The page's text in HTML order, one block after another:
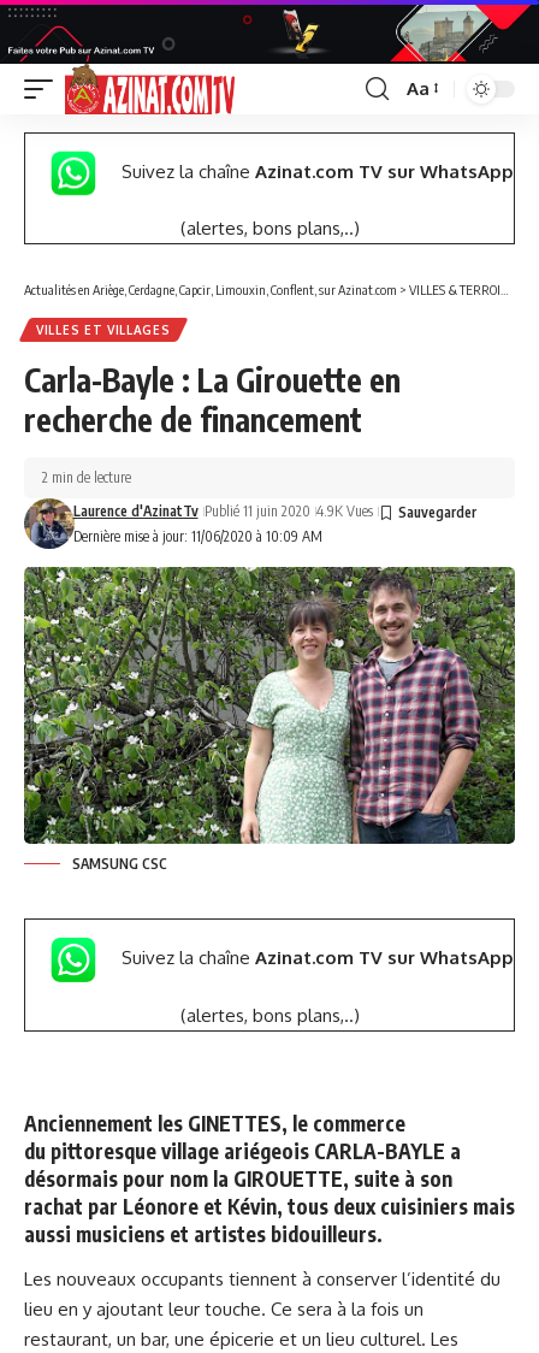
Font
Resizer
Aa
Suivez la chaîne Azinat.com TV sur WhatsApp
(alertes, bons plans,..)
Actualités en Ariège, Cerdagne, Capcir, Limouxin, Conflent, sur Azinat.com > VILLES & TERROIRS DES PYRÉNÉES EST
VILLES ET VILLAGES
Carla-Bayle : La Girouette en
recherche de financement
Dernière mise à jour: 11/06/2020 à 10:09 AM
Laurence d'AzinatTv Publié 11 juin 2020 4.9K Vues
2 min de lecture
SAMSUNG CSC
Suivez la chaîne Azinat.com TV sur WhatsApp
(alertes, bons plans,..)
Anciennement les GINETTES, le commerce
du pittoresque village ariégeois CARLA-BAYLE a
désormais pour nom la GIROUETTE, suite à son
rachat par Léonore et Kévin, tous deux cuisiniers mais
aussi musiciens et artistes bidouilleurs.
Les nouveaux occupants tiennent à conserver l’identité du
lieu en y ajoutant leur touche. Ce sera à la fois un
restaurant, un bar, une épicerie et un lieu culturel. Les